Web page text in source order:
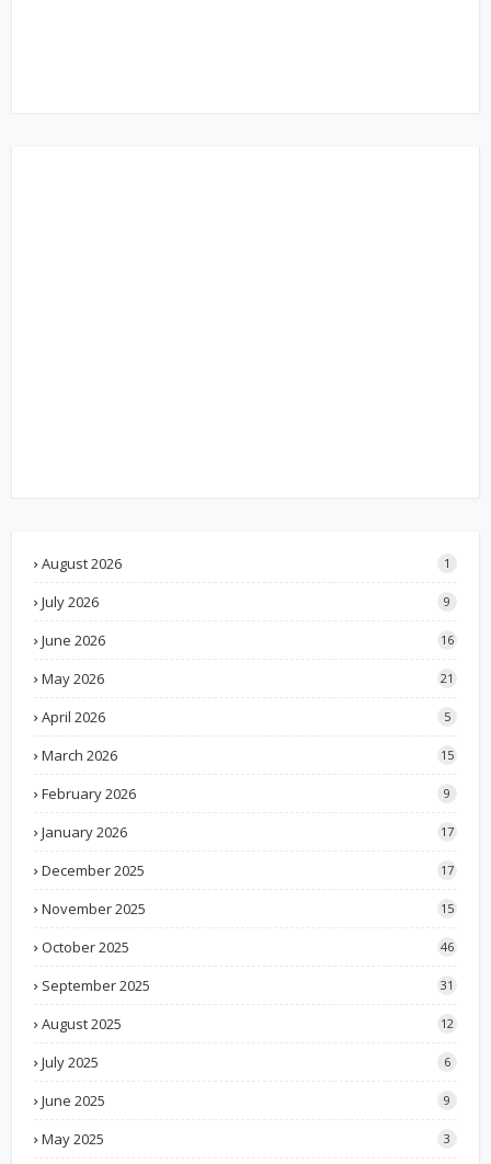
August 2026 1
July 2026 9
June 2026 16
May 2026 21
April 2026 5
March 2026 15
February 2026 9
January 2026 17
December 2025 17
November 2025 15
October 2025 46
September 2025 31
August 2025 12
July 2025 6
June 2025 9
May 2025 3